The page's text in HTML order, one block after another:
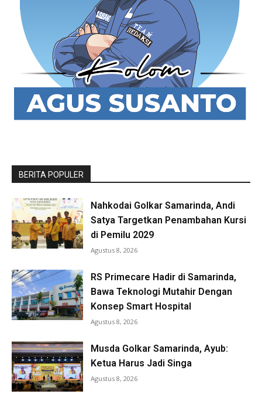
BERITA POPULER
Nahkodai Golkar Samarinda, Andi
Satya Targetkan Penambahan Kursi
di Pemilu 2029
Agustus 8, 2026
RS Primecare Hadir di Samarinda,
Bawa Teknologi Mutahir Dengan
Konsep Smart Hospital
Agustus 8, 2026
Musda Golkar Samarinda, Ayub:
Ketua Harus Jadi Singa
Agustus 8, 2026